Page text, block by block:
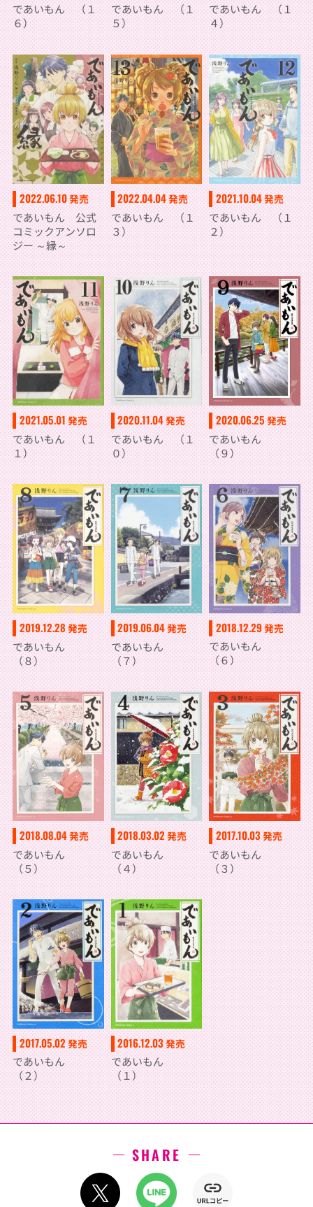
であいもん （１
６）
であいもん （１
５）
であいもん （１
４）
2022.06.10発売
であいもん 公式
コミックアンソロ
ジー ～縁～
2022.04.04発売
であいもん （１
３）
2021.10.04発売
であいもん （１
２）
2021.05.01 発売
であいもん （１
１）
2020.11.04発売
であいもん （１
０）
2020.06.25 発売
であいもん
（９）
2019.12.28 発売
であいもん
（８）
2019.06.04発売
であいもん
（７）
2018.12.29発売
であいもん
（６）
2018.08.04発売
であいもん
（５）
2018.03.02 発売
であいもん
（４）
2017.10.03発売
であいもん
（３）
2017.05.02 発売
であいもん
（２）
2016.12.03 発売
であいもん
（１）
SHARE